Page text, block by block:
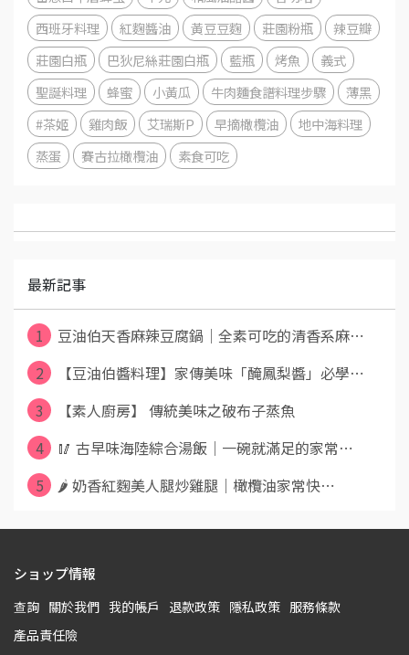
西班牙料理
紅麴醬油 黃豆豆麴 莊園粉瓶
辣豆瓣
莊園白瓶
巴狄尼絲莊園白瓶 藍瓶 烤魚
義式
聖誕料理
蜂蜜 小黃瓜 牛肉麵食譜料理步驟
薄黑
#茶姬
雞肉飯 艾瑞斯P 早摘橄欖油
地中海料理
蒸蛋
賽古拉橄欖油 素食可吃
最新記事
1
豆油伯天香麻辣豆腐鍋｜全素可吃的清香系麻⋯
2
【豆油伯醬料理】家傳美味「醃鳳梨醬」必學⋯
3
【素人廚房】 傳統美味之破布子蒸魚
4
🥢 古早味海陸綜合湯飯｜一碗就滿足的家常⋯
5
🌶️ 奶香紅麴美人腿炒雞腿｜橄欖油家常快⋯
ショップ情報
查詢 關於我們 我的帳戶 退款政策 隱私政策 服務條款
產品責任險